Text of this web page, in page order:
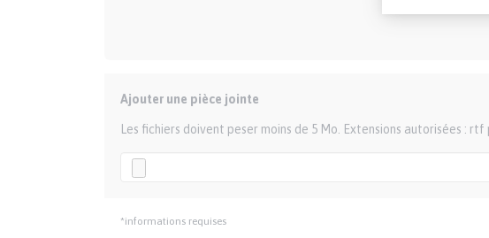
Ajouter une pièce jointe
Les fichiers doivent peser moins de 5 Mo. Extensions autorisées :
*informations requises